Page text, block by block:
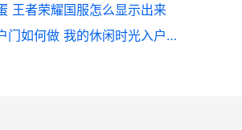
王者荣耀国服怎么显示出来
我的休闲时光入户门如何做 我的休闲时光入户玄关